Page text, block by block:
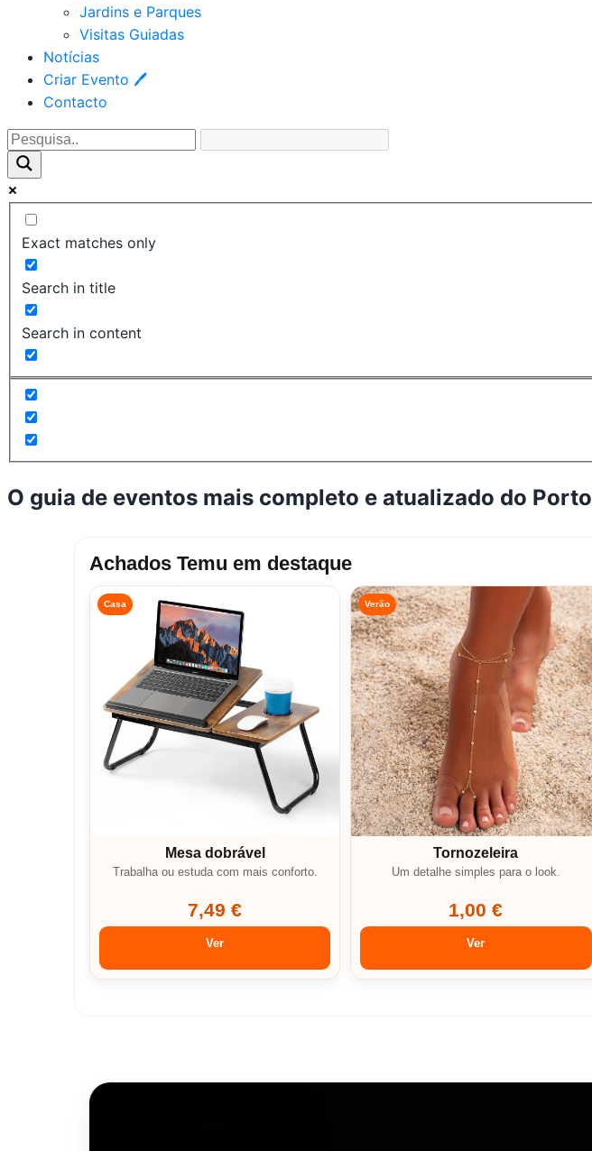
Jardins e Parques
Visitas Guiadas
Notícias
Criar Evento 🖊
Contacto
Exact matches only
Search in title
Search in content
O guia de eventos mais completo e atualizado do Porto
Achados Temu em destaque
Casa
Mesa dobrável
Trabalha ou estuda com mais conforto.
7,49 €
Ver
Verão
Tornozeleira
Um detalhe simples para o look.
1,00 €
Ver